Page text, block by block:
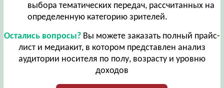
выбора тематических передач, рассчитанных на
определенную категорию зрителей.
Остались вопросы?Вы можете заказать полный прайс-
лист и медиакит, в котором представлен анализ
аудитории носителя по полу, возрасту и уровню
доходов